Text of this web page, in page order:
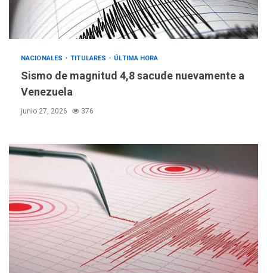
NACIONALES TITULARES ÚLTIMA HORA
Sismo de magnitud 4,8 sacude nuevamente a
Venezuela
junio 27, 2026 376